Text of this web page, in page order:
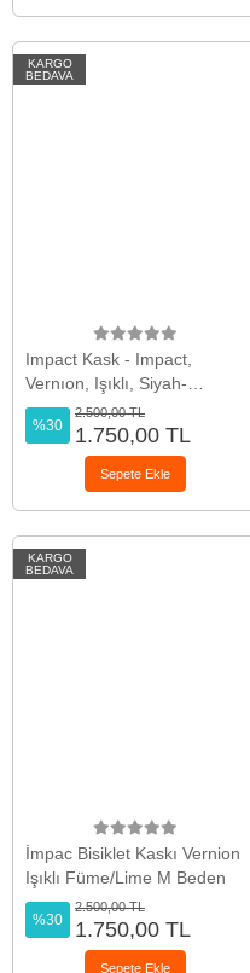
KARGO
BEDAVA
Impact Kask - Impact,
Vernıon, Işıklı, Siyah-
Kırmızı, L
%30
2.500,00 TL
1.750,00 TL
Sepete Ekle
KARGO
BEDAVA
İmpac Bisiklet Kaskı Vernion
Işıklı Füme/Lime M Beden
%30
2.500,00 TL
1.750,00 TL
Sepete Ekle